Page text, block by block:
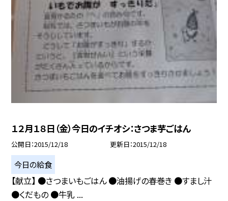
１２月１８日（金）今日のイチオシ：さつま芋ごはん
公開日 2015/12/18 更新日 2015/12/18
今日の給食
【献立】 ●さつまいもごはん ●油揚げの春巻き ●すまし汁
●くだもの ●牛乳 ...